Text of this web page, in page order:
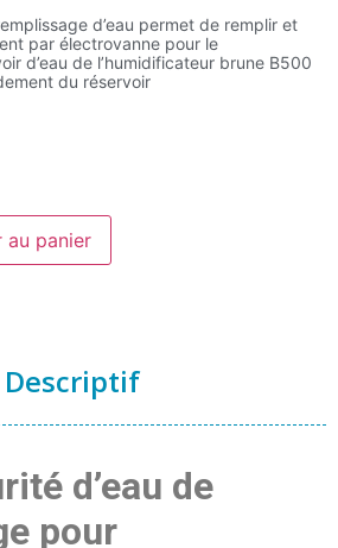
d’eau permet de remplir et
par électrovanne pour le
d’eau de l’humidificateur brune B500
du réservoir
au panier
Descriptif
d’eau de
pour